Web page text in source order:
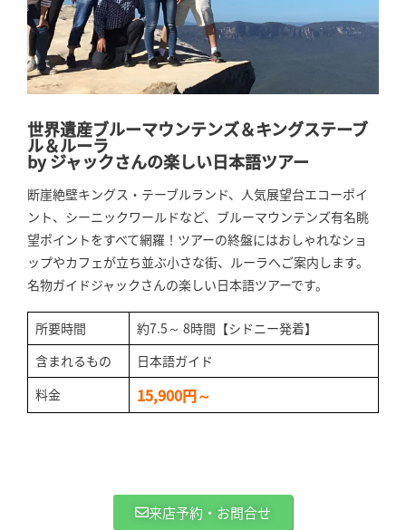
世界遺産ブルーマウンテンズ＆キングステーブ
ル＆ルーラ
by ジャックさんの楽しい日本語ツアー
断崖絶壁キングス・テーブルランド、人気展望台エコーポイ
ント、シーニックワールドなど、ブルーマウンテンズ有名眺
望ポイントをすべて網羅！ツアーの終盤にはおしゃれなショ
ップやカフェが立ち並ぶ小さな街、ルーラへご案内します。
名物ガイドジャックさんの楽しい日本語ツアーです。
所要時間
約7.5～ 8時間【シドニー発着】
含まれるもの
日本語ガイド
料金
15,900円～
来店予約・お問合せ